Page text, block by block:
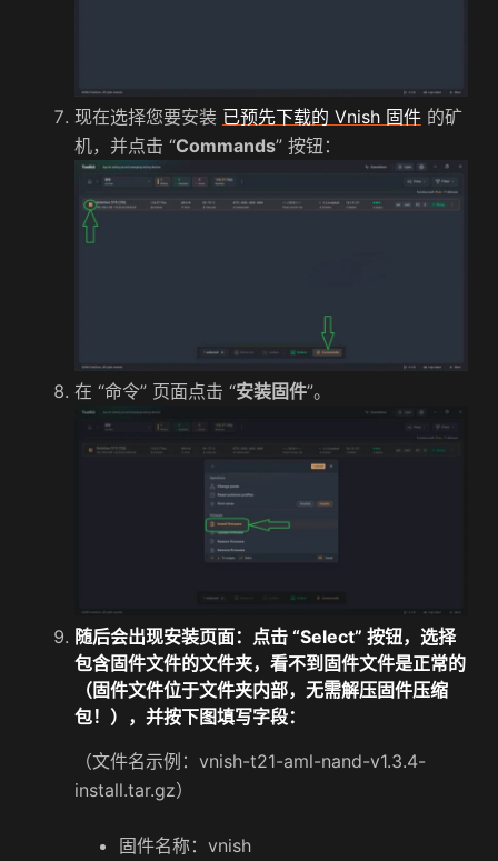
现在选择您要安装 已预先下载的 Vnish 固件的矿
机，并点击 “Commands” 按钮：
在 “命令” 页面点击 “安装固件”。
随后会出现安装页面：点击 “Select” 按钮，选择
包含固件文件的文件夹， 看不到固件文件是正常的
（固件文件位于文件夹内部， 无需解压固件压缩
包！ ），并按下图填写字段：
（文件名示例：vnish-t21-aml-nand-v1.3.4-
install.tar.gz）
固件名称：vnish